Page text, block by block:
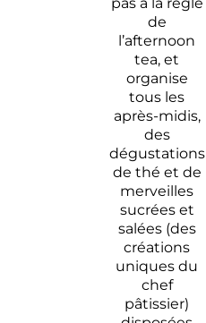
de
l’afternoon
tea, et
organise
tous les
après-midis,
des
dégustations
de thé et de
merveilles
sucrées et
salées (des
créations
uniques du
chef
pâtissier)